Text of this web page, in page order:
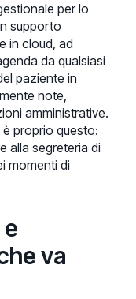
per lo
supporto
in cloud, ad
da qualsiasi
paziente in
note,
amministrative.
proprio questo:
alla segreteria di
momenti di
va